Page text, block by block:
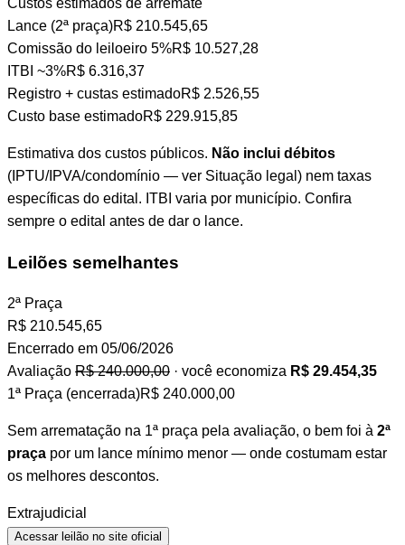
Lance (2ª praça)R$ 210.545,65
Comissão do leiloeiro 5%R$ 10.527,28
ITBI ~3%R$ 6.316,37
Registro + custas estimadoR$ 2.526,55
Custo base estimadoR$ 229.915,85
Estimativa dos custos públicos. Não inclui débitos
(IPTU/IPVA/condomínio — ver Situação legal) nem taxas
específicas do edital. ITBI varia por município. Confira
sempre o edital antes de dar o lance.
Leilões semelhantes
2ª Praça
R$ 210.545,65
Encerrado em 05/06/2026
Avaliação R$ 240.000,00 · você economiza R$ 29.454,35
1ª Praça (encerrada)R$ 240.000,00
Sem arrematação na 1ª praça pela avaliação, o bem foi à 2ª
praça por um lance mínimo menor — onde costumam estar
os melhores descontos.
Extrajudicial
Acessar leilão no site oficial